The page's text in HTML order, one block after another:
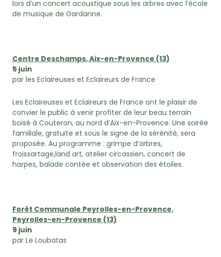
lors d’un concert acoustique sous les arbres avec l’école
de musique de Gardanne.
Centre Deschamps, Aix-en-Provence (13)
5 juin
par les Eclaireuses et Eclaireurs de France
Les Eclaireuses et Eclaireurs de France ont le plaisir de
convier le public à venir profiter de leur beau terrain
boisé à Couteron, au nord d’Aix-en-Provence. Une soirée
familiale, gratuite et sous le signe de la sérénité, sera
proposée. Au programme : grimpe d’arbres,
froissartage,land art, atelier circassien, concert de
harpes, balade contée et observation des étoiles.
Forêt Communale Peyrolles-en-Provence,
Peyrolles-en-Provence (13)
9 juin
par Le Loubatas